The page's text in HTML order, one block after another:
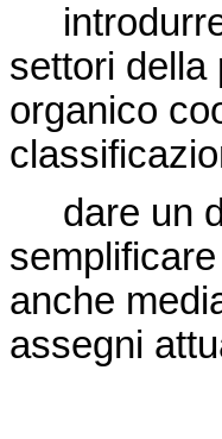
introdurre
settori della
organico
dare un
anche
assegni